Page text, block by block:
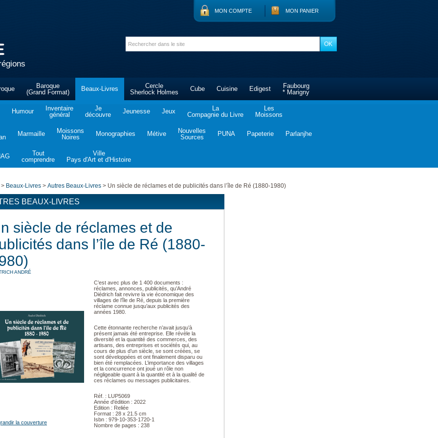
MON COMPTE MON PANIER
Baroque
(Grand Format)
Beaux-Livres
Cercle
Sherlock Holmes
Cube Cuisine Edigest
Faubourg
* Marigny
Humour
Inventaire
général
Je
découvre
Jeunesse Jeux
La
Compagnie du Livre
Les
Moissons
Marmaille
Moissons
Noires
Monographies Métive
Nouvelles
Sources
PUNA Papeterie Parlanjhe
Tout
comprendre
Ville
Pays d'Art et d'Histoire
> Beaux-Livres > Autres Beaux-Livres > Un siècle de réclames et de publicités dans l’île de Ré (1880-1980)
BEAUX-LIVRES
siècle de réclames et de
dans l’île de Ré (1880-
ANDRÉ
la couverture
C’est avec plus de 1 400 documents :
réclames, annonces, publicités, qu’André
Diédrich fait revivre la vie économique des
villages de l’île de Ré, depuis la première
réclame connue jusqu’aux publicités des
années 1980.
Cette étonnante recherche n’avait jusqu’à
présent jamais été entreprise. Elle révèle la
diversité et la quantité des commerces, des
artisans, des entreprises et sociétés qui, au
cours de plus d’un siècle, se sont créées, se
sont développées et ont finalement disparu ou
bien été remplacées. L’importance des villages
et la concurrence ont joué un rôle non
négligeable quant à la quantité et à la qualité de
ces réclames ou messages publicitaires.
Réf. : LUP5069
Année d'édition : 2022
Edition : Reliée
Format : 28 x 21.5 cm
Isbn : 979-10-353-1720-1
Nombre de pages : 238